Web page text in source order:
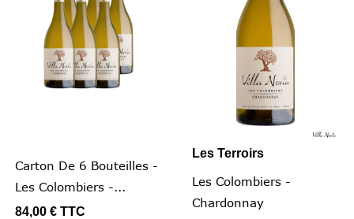
Carton De 6 Bouteilles -
Les Colombiers -...
84,00 € TTC
Les Terroirs
Les Colombiers -
Chardonnay